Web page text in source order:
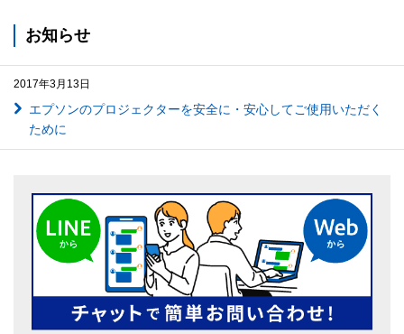
お知らせ
2017年3月13日
エプソンのプロジェクターを安全に・安心してご使用いただく
ために